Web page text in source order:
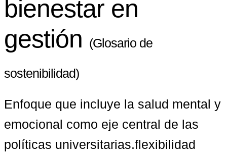
bienestar en
gestión (Glosario de
sostenibilidad)
Enfoque que incluye la salud mental y
emocional como eje central de las
políticas universitarias.flexibilidad